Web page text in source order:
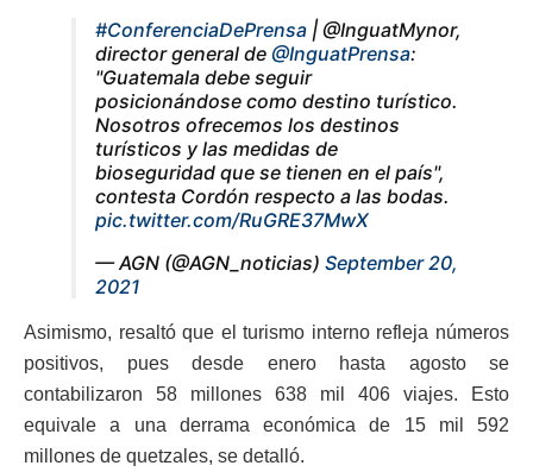
#ConferenciaDePrensa | @InguatMynor,
director general de @InguatPrensa:
"Guatemala debe seguir
posicionándose como destino turístico.
Nosotros ofrecemos los destinos
turísticos y las medidas de
bioseguridad que se tienen en el país",
contesta Cordón respecto a las bodas.
pic.twitter.com/RuGRE37MwX
— AGN (@AGN_noticias) September 20,
2021
Asimismo, resaltó que el turismo interno refleja números
positivos, pues desde enero hasta agosto se
contabilizaron 58 millones 638 mil 406 viajes. Esto
equivale a una derrama económica de 15 mil 592
millones de quetzales, se detalló.